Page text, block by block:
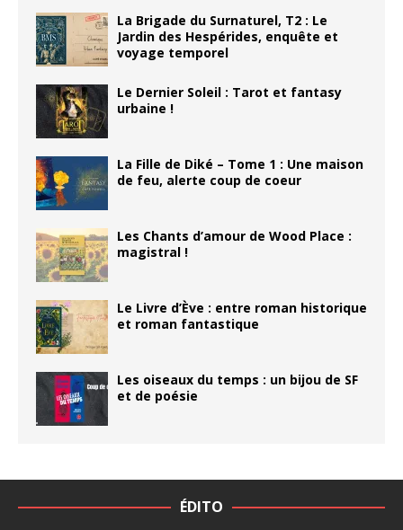
La Brigade du Surnaturel, T2 : Le
Jardin des Hespérides, enquête et
voyage temporel
Le Dernier Soleil : Tarot et fantasy
urbaine !
La Fille de Diké – Tome 1 : Une maison
de feu, alerte coup de coeur
Les Chants d’amour de Wood Place :
magistral !
Le Livre d’Ève : entre roman historique
et roman fantastique
Les oiseaux du temps : un bijou de SF
et de poésie
ÉDITO